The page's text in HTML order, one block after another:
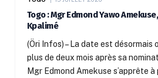
Togo : Mgr Edmond Yawo
Kpalimé
(Öri Infos) – La date est désormais
plus de deux mois après sa
Mgr Edmond Amekuse s’apprête